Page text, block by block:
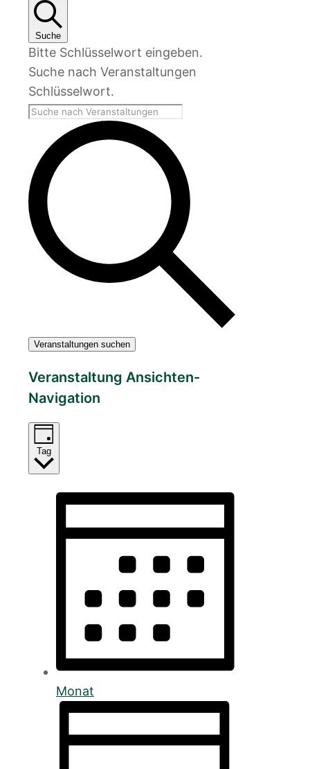
Suche
Bitte Schlüsselwort eingeben.
Suche nach Veranstaltungen
Schlüsselwort.
Veranstaltungen suchen
Veranstaltung Ansichten-
Navigation
Tag
Monat